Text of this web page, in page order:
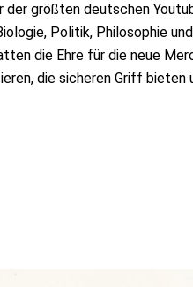
größten deutschen
Politik, Philosophie
die Ehre für die neue
die sicheren Griff bieten